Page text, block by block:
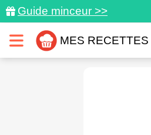
Guide minceur >>
MES